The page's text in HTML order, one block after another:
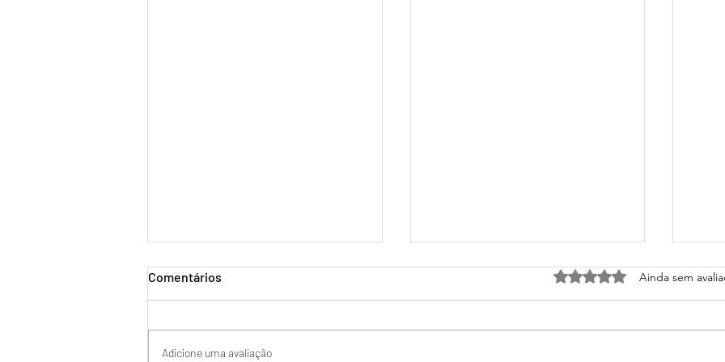
Comentários Avaliado com 0 de 5
Ainda sem
Adicione uma avaliação